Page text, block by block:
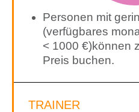
Personen mit
(verfügbares
< 1000 €)können
Preis buchen.
TRAINER